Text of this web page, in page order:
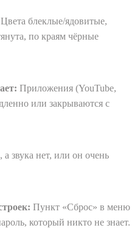
Цвета блеклые/ядовитые,
по краям чёрные
Приложения (YouTube,
или закрываются с
а звука нет, или он очень
Пункт «Сброс» в меню
который никто не знает.